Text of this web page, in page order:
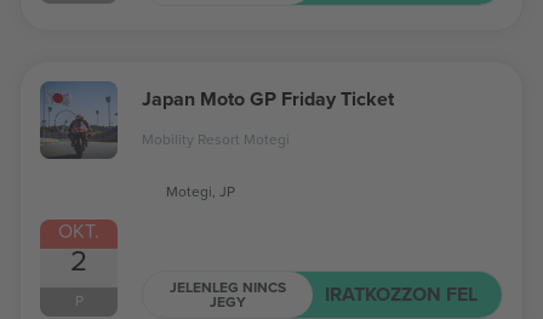
OKT.
2
P
Japan Moto GP Friday Ticket
Mobility Resort Motegi
Motegi, JP
JELENLEG NINCS
JEGY IRATKOZZON FEL